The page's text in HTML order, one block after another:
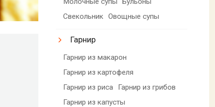
Свекольник Овощные супы
Гарнир
Гарнир из макарон
Гарнир из картофеля
Гарнир из риса
Гарнир из грибов
Гарнир из капусты